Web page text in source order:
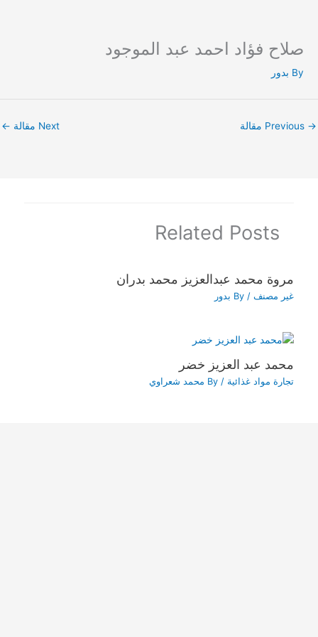
Skip
content
صلاح فؤاد احمد عبد الموجود
By بدور
→ Next مقالة ←
Related Posts
مروة محمد عبدالعزيز محمد بدران
غير مصنف / By بدور
محمد عبد العزيز خضر
تجارة مواد غذائية / By محمد شعراوي